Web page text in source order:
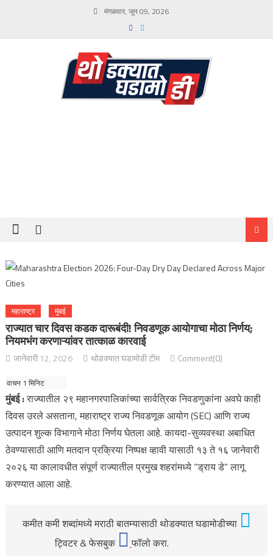
मंगळवार, जून 09, 2026
महाराष्ट्र मुंबई
राज्यात चार दिवस कडक दारूबंदी! निवडणूक आयोगाचा मोठा निर्णय;
नियमभंग करणाऱ्यांवर तात्काळ कारवाई
जानेवारी 12, 2026 थोडक्यात घडामोडी टीम Comment(0)
मुंबई :राज्यातील २९ महानगरपालिकांच्या सार्वत्रिक निवडणुकांना अवघे काही
दिवस उरले असताना, महाराष्ट्र राज्य निवडणूक आयोग (SEC) आणि राज्य
उत्पादन शुल्क विभागाने मोठा निर्णय घेतला आहे. कायदा-सुव्यवस्था अबाधित
ठेवण्यासाठी आणि मतदान प्रक्रिया निष्पक्ष व्हावी यासाठी १३ ते १६ जानेवारी
२०२६ या कालावधीत संपूर्ण राज्यातील प्रमुख शहरांमध्ये “ड्राय डे” लागू
करण्यात आला आहे.
कमीत कमी शब्दांमध्ये मराठी बातम्यासाठी थोडक्यात घडामोडीच्या
ट्विटर & फेसबुक
फॉलो करा.